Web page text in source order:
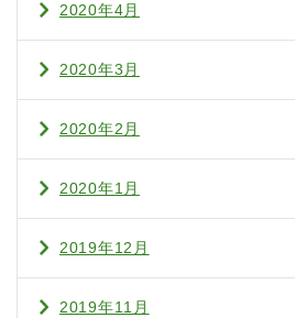
2020年4月
2020年3月
2020年2月
2020年1月
2019年12月
2019年11月